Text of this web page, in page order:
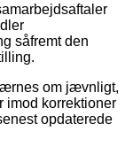
såfremt den
om jævnligt,
imod korrektioner
opdaterede